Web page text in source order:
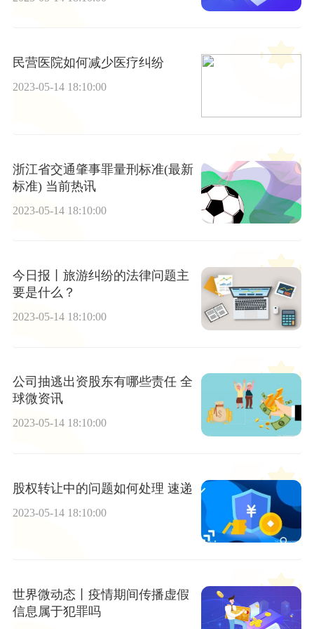
民营医院如何减少医疗纠纷
2023-05-14 18:10:00
浙江省交通肇事罪量刑标准(最新
标准) 当前热讯
2023-05-14 18:10:00
今日报丨旅游纠纷的法律问题主
要是什么？
2023-05-14 18:10:00
公司抽逃出资股东有哪些责任 全
球微资讯
2023-05-14 18:10:00
股权转让中的问题如何处理 速递
2023-05-14 18:10:00
世界微动态丨疫情期间传播虚假
信息属于犯罪吗